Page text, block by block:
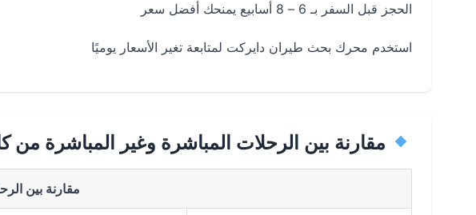
الحجز قبل السفر بـ 6 – 8 أسابيع يمنحك أفضل سعر
استخدم محرك بحث طيران دايركت لمتابعة تغير الأسعار يوميًا
مقارنة بين الرحلات المباشرة وغير المباشرة من
مقارنة بين